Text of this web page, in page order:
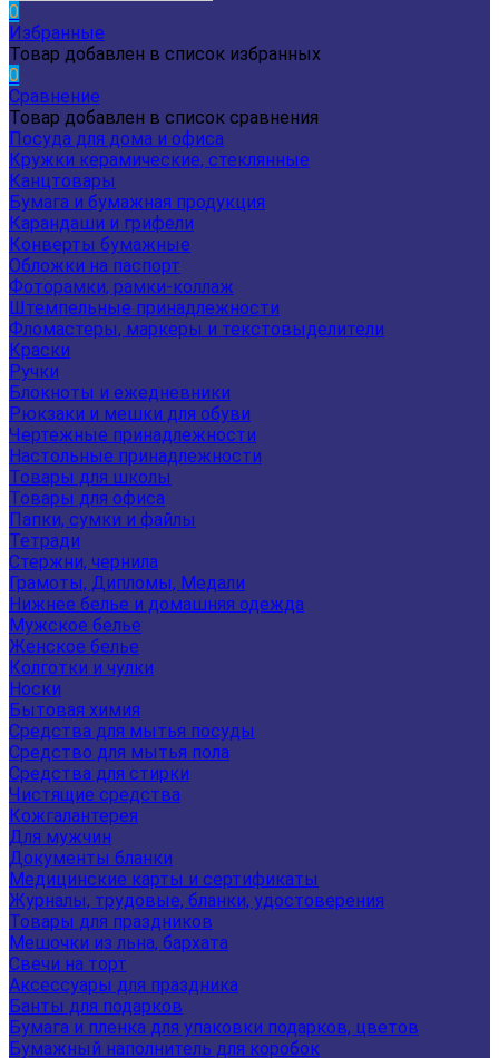
0
Избранные
Товар добавлен в список избранных
0
Сравнение
Товар добавлен в список сравнения
Посуда для дома и офиса
Кружки керамические, стеклянные
Канцтовары
Бумага и бумажная продукция
Карандаши и грифели
Конверты бумажные
Обложки на паспорт
Фоторамки, рамки-коллаж
Штемпельные принадлежности
Фломастеры, маркеры и текстовыделители
Краски
Ручки
Блокноты и ежедневники
Рюкзаки и мешки для обуви
Чертежные принадлежности
Настольные принадлежности
Товары для школы
Товары для офиса
Папки, сумки и файлы
Тетради
Стержни, чернила
Грамоты, Дипломы, Медали
Нижнее белье и домашняя одежда
Мужское белье
Женское белье
Колготки и чулки
Носки
Бытовая химия
Средства для мытья посуды
Средство для мытья пола
Средства для стирки
Чистящие средства
Кожгалантерея
Для мужчин
Документы бланки
Медицинские карты и сертификаты
Журналы, трудовые, бланки, удостоверения
Товары для праздников
Мешочки из льна, бархата
Свечи на торт
Аксессуары для праздника
Банты для подарков
Бумага и пленка для упаковки подарков, цветов
Бумажный наполнитель для коробок